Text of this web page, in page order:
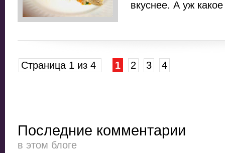
вкуснее. А уж
Страница 1 из 4 1 2 3 4
Последние комментарии
в этом блоге